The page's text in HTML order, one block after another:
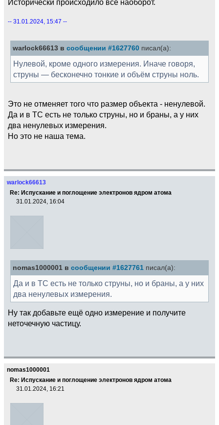
Исторически происходило все наоборот.
-- 31.01.2024, 15:47 --
warlock66613 в сообщении #1627760 писал(а):
Нулевой, кроме одного измерения. Иначе говоря,
струны — бесконечно тонкие и объём струны ноль.
Это не отменяет того что размер объекта - ненулевой.
Да и в ТС есть не только струны, но и браны, а у них
два ненулевых измерения.
Но это не наша тема.
warlock66613
Re: Испускание и поглощение электронов ядром атома
31.01.2024, 16:04
nomas1000001 в сообщении #1627761 писал(а):
Да и в ТС есть не только струны, но и браны, а у них
два ненулевых измерения.
Ну так добавьте ещё одно измерение и получите
неточечную частицу.
nomas1000001
Re: Испускание и поглощение электронов ядром атома
31.01.2024, 16:21